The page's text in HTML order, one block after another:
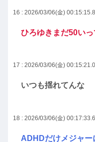
16 : 2026/03/06(金)
ひろゆきまだ50い
17 : 2026/03/06(金)
いつも揺れてんな
18 : 2026/03/06(金)
ADHDだけメジャー